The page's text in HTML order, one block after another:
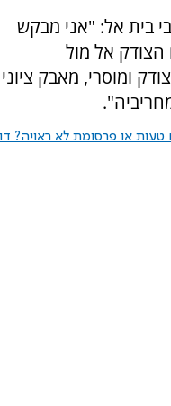
בית אל: "אני מבקש
אל מול
ומוסרי, מאבק
או פרסומת לא ראויה?